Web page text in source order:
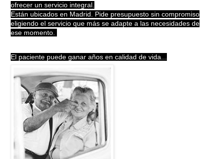
ofrecer un servicio integral.
Están ubicados en Madrid. Pide presupuesto sin compromiso
eligiendo el servicio que más se adapte a las necesidades de
ese momento.
El paciente puede ganar años en calidad de vida...